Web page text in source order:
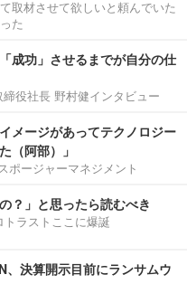
取材させて欲しいと頼んでいた
た
成功」させるまでが自分の仕
役社長 野村健インタビュー
メージがあってテクノロジー
（阿部）」
ポージャーマネジメント
？」と思ったら読むべき
トラストここに爆誕
、決算開示目前にランサムウ